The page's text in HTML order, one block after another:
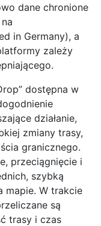
dane chronione
in Germany), a
zależy
dostępna w
działanie,
zmiany trasy,
granicznego.
przeciągnięcie i
szybką
mapie. W trakcie
są
trasy i czas